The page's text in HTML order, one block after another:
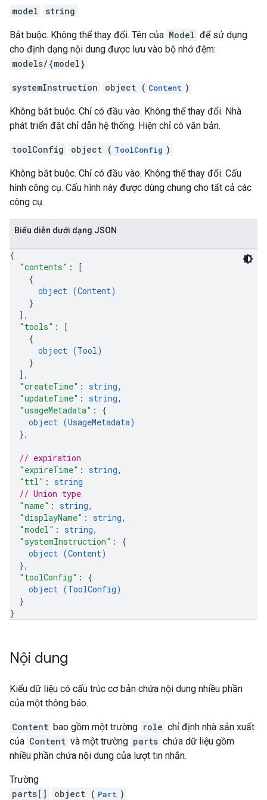
model string
Bắt buộc. Không thể thay đổi. Tên của Model để sử dụng
cho định dạng nội dung được lưu vào bộ nhớ đệm:
models/{model}
systemInstruction object ( Content )
Không bắt buộc. Chỉ có đầu vào. Không thể thay đổi. Nhà
phát triển đặt chỉ dẫn hệ thống. Hiện chỉ có văn bản.
toolConfig object ( ToolConfig )
Không bắt buộc. Chỉ có đầu vào. Không thể thay đổi. Cấu
hình công cụ. Cấu hình này được dùng chung cho tất cả các
công cụ.
Biểu diễn dưới dạng JSON
{
"contents" :
[
{
object (Content)
}
] ,
"tools" :
[
{
object (Tool)
}
] ,
"createTime" : string,
"updateTime" : string,
"usageMetadata" : {
object (UsageMetadata)
},
// expiration
"expireTime" : string,
"ttl" : string
// Union type
"name" : string,
"displayName" : string,
"model" : string,
"systemInstruction" : {
object (Content)
},
"toolConfig" : {
object (ToolConfig)
}
}
Nội dung
Kiểu dữ liệu có cấu trúc cơ bản chứa nội dung nhiều phần
của một thông báo.
Content bao gồm một trường role chỉ định nhà sản xuất
của Content và một trường parts chứa dữ liệu gồm
nhiều phần chứa nội dung của lượt tin nhắn.
Trường
parts[]
object ( Part )